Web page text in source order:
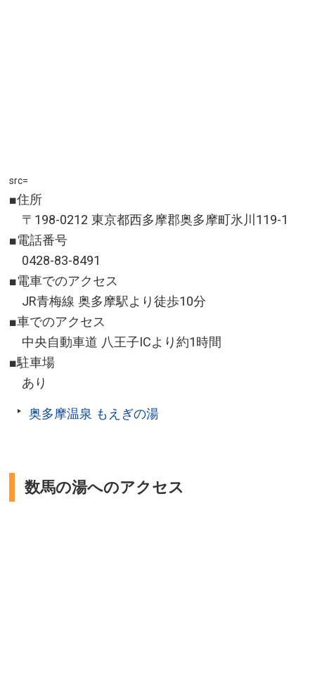
src=
■住所
〒198-0212 東京都西多摩郡奥多摩町氷川119-1
■電話番号
0428-83-8491
■電車でのアクセス
JR青梅線 奥多摩駅より徒歩10分
■車でのアクセス
中央自動車道 八王子ICより約1時間
■駐車場
あり
奥多摩温泉 もえぎの湯
数馬の湯へのアクセス